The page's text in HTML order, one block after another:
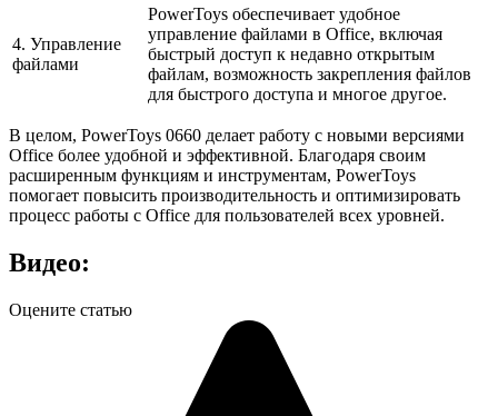
4. Управление
файлами
PowerToys обеспечивает удобное
управление файлами в Office, включая
быстрый доступ к недавно открытым
файлам, возможность закрепления файлов
для быстрого доступа и многое другое.
В целом, PowerToys 0660 делает работу с новыми версиями
Office более удобной и эффективной. Благодаря своим
расширенным функциям и инструментам, PowerToys
помогает повысить производительность и оптимизировать
процесс работы с Office для пользователей всех уровней.
Видео:
Оцените статью